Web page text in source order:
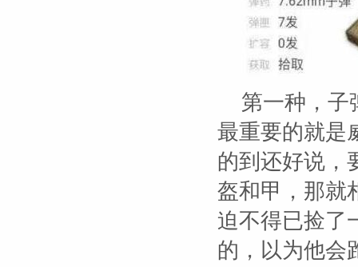
第一种，子
最重要的就是
的到还好说，
盔和甲，那就
迫不得已捡了
的，以为他会